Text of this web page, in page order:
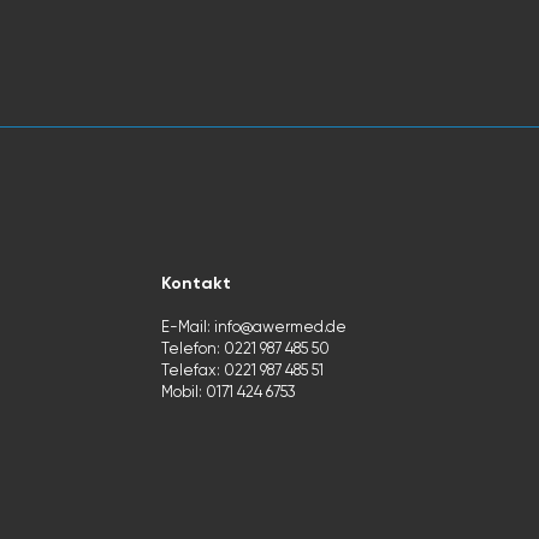
Kontakt
E-Mail: info@awermed.de
Telefon: 0221 987 485 50
Telefax: 0221 987 485 51
Mobil: 0171 424 6753